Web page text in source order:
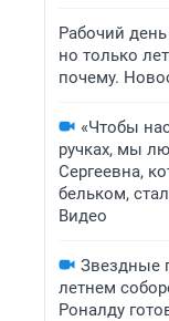
Рабочий день
но только
почему.
«Чтобы
ручках, мы
Сергеевна,
бельком,
Видео
Звездные
летнем
Роналду